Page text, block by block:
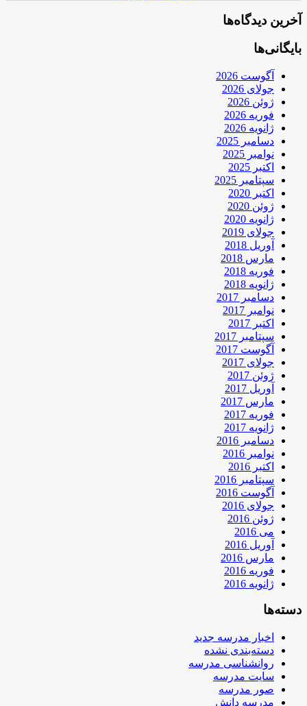
آخرین دیدگاه‌ها
بایگانی‌ها
آگوست 2026
جولای 2026
ژوئن 2026
فوریه 2026
ژانویه 2026
دسامبر 2025
نوامبر 2025
اکتبر 2025
سپتامبر 2025
اکتبر 2020
ژوئن 2020
ژانویه 2020
جولای 2019
آوریل 2018
مارس 2018
فوریه 2018
ژانویه 2018
دسامبر 2017
نوامبر 2017
اکتبر 2017
سپتامبر 2017
آگوست 2017
جولای 2017
ژوئن 2017
آوریل 2017
مارس 2017
فوریه 2017
ژانویه 2017
دسامبر 2016
نوامبر 2016
اکتبر 2016
سپتامبر 2016
آگوست 2016
جولای 2016
ژوئن 2016
می 2016
آوریل 2016
مارس 2016
فوریه 2016
ژانویه 2016
دسته‌ها
اخبار مدرسه جدید
دسته‌بندی نشده
روانشناسی مدرسه
سایت مدرسه
صور مدرسه
مدرسه دانش